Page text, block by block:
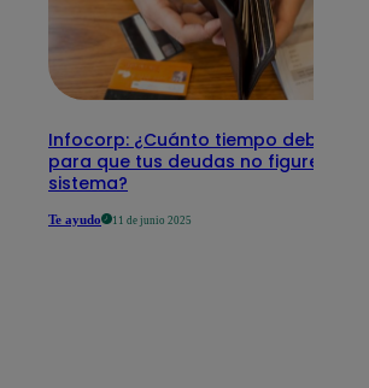
Infocorp: ¿Cuánto tiempo debe
para que tus deudas no figuren en su
sistema?
Te ayudo 11 de junio 2025